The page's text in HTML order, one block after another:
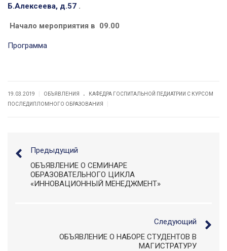
Б.Алексеева, д.57 .
Начало мероприятия в 09.00
Программа
19.03.2019 ОБЪЯВЛЕНИЯ .
КАФЕДРА ГОСПИТАЛЬНОЙ ПЕДИАТРИИ С КУРСОМ
ПОСЛЕДИПЛОМНОГО ОБРАЗОВАНИЯ
Предыдущий
ОБЪЯВЛЕНИЕ О СЕМИНАРЕ
ОБРАЗОВАТЕЛЬНОГО ЦИКЛА
«ИННОВАЦИОННЫЙ МЕНЕДЖМЕНТ»
Следующий
ОБЪЯВЛЕНИЕ О НАБОРЕ СТУДЕНТОВ В
МАГИСТРАТУРУ